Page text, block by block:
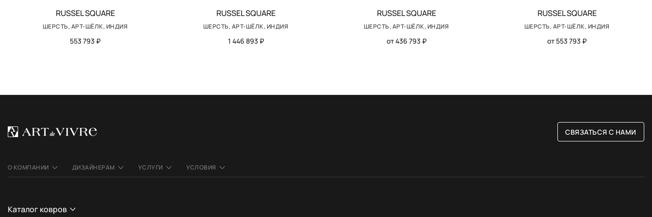
RUSSEL SQUARE
ШЕРСТЬ, АРТ-ШЁЛК, ИНДИЯ
553 793 ₽
RUSSEL SQUARE
ШЕРСТЬ, АРТ-ШЁЛК, ИНДИЯ
1 446 893 ₽
RUSSEL SQUARE
ШЕРСТЬ, АРТ-ШЁЛК, ИНДИЯ
от 436 793 ₽
RUSSEL SQUARE
ШЕРСТЬ, АРТ-ШЁЛК, ИНДИЯ
от 553 793 ₽
СВЯЗАТЬСЯ С НАМИ
О КОМПАНИИ ДИЗАЙНЕРАМ УСЛУГИ УСЛОВИЯ
Каталог ковров